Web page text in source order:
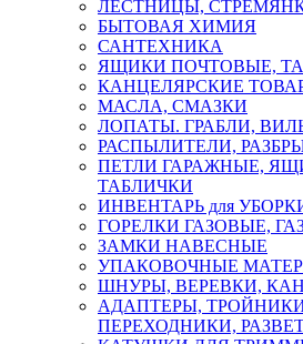
ЛЕСТНИЦЫ,
БЫТОВАЯ ХИМИЯ
САНТЕХНИКА
ЯЩИКИ ПОЧТОВЫЕ,
КАНЦЕЛЯРСКИЕ
МАСЛА, СМАЗКИ
ЛОПАТЫ. ГРАБЛИ,
РАСПЫЛИТЕЛИ,
ПЕТЛИ ГАРАЖНЫЕ,
ТАБЛИЧКИ
ИНВЕНТАРЬ для
ГОРЕЛКИ ГАЗОВЫЕ,
ЗАМКИ НАВЕСНЫЕ
УПАКОВОЧНЫЕ
ШНУРЫ, ВЕРЕВКИ,
АДАПТЕРЫ,
ПЕРЕХОДНИКИ,